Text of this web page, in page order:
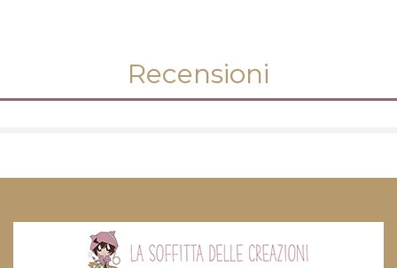
Recensioni